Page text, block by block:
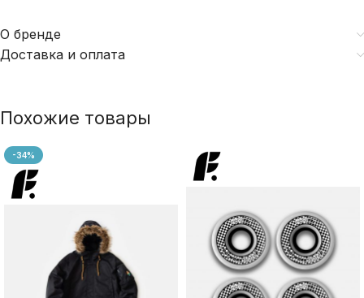
О бренде
Доставка и оплата
Похожие товары
-34%